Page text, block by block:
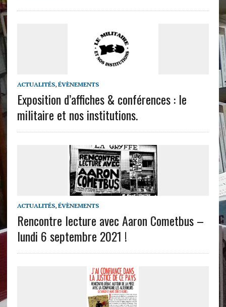
ACTUALITÉS, ÉVÈNEMENTS
Exposition d’affiches & conférences : le
militaire et nos institutions.
ACTUALITÉS, ÉVÈNEMENTS
Rencontre lecture avec Aaron Cometbus –
lundi 6 septembre 2021 !